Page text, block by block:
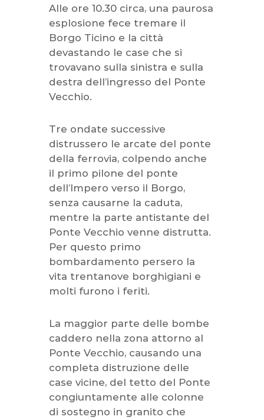
Alle ore 10.30 circa, una paurosa
esplosione fece tremare il
Borgo Ticino e la città
devastando le case che si
trovavano sulla sinistra e sulla
destra dell’ingresso del Ponte
Vecchio.
Tre ondate successive
distrussero le arcate del ponte
della ferrovia, colpendo anche
il primo pilone del ponte
dell’Impero verso il Borgo,
senza causarne la caduta,
mentre la parte antistante del
Ponte Vecchio venne distrutta.
Per questo primo
bombardamento persero la
vita trentanove borghigiani e
molti furono i feriti.
La maggior parte delle bombe
caddero nella zona attorno al
Ponte Vecchio, causando una
completa distruzione delle
case vicine, del tetto del Ponte
congiuntamente alle colonne
di sostegno in granito che